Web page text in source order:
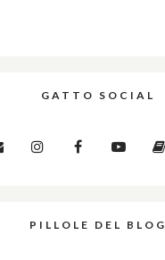
GATTO SOCIAL
PILLOLE DEL BLOG